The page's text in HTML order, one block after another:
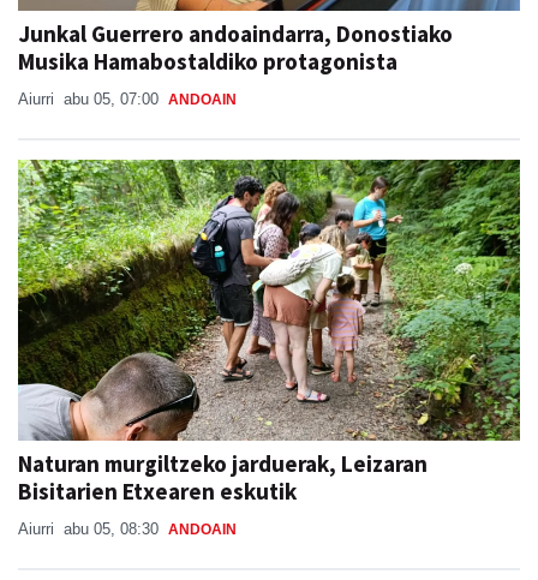
Junkal Guerrero andoaindarra, Donostiako
Musika Hamabostaldiko protagonista
Aiurri abu 05, 07:00 ANDOAIN
Naturan murgiltzeko jarduerak, Leizaran
Bisitarien Etxearen eskutik
Aiurri abu 05, 08:30 ANDOAIN